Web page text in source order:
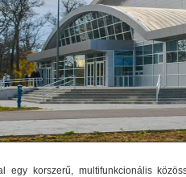
egy korszerű, multifunkcionális